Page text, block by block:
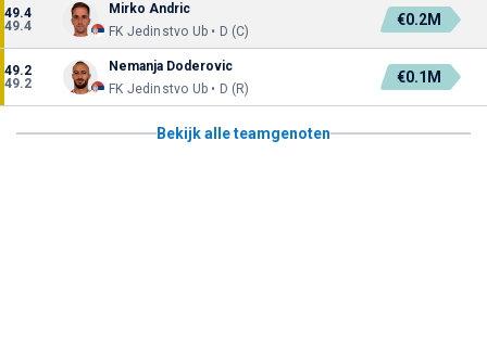
49.4
49.4
Mirko Andric
FK Jedinstvo Ub • D (C)
€0.2M
49.2
49.2
Nemanja Doderovic
FK Jedinstvo Ub • D (R)
€0.1M
Bekijk alle teamgenoten